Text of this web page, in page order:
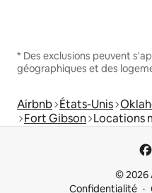
* Des exclusions peuvent
géographiques et des
Airbnb États-Unis
Fort Gibson Locations
© 2026
Confidentialité